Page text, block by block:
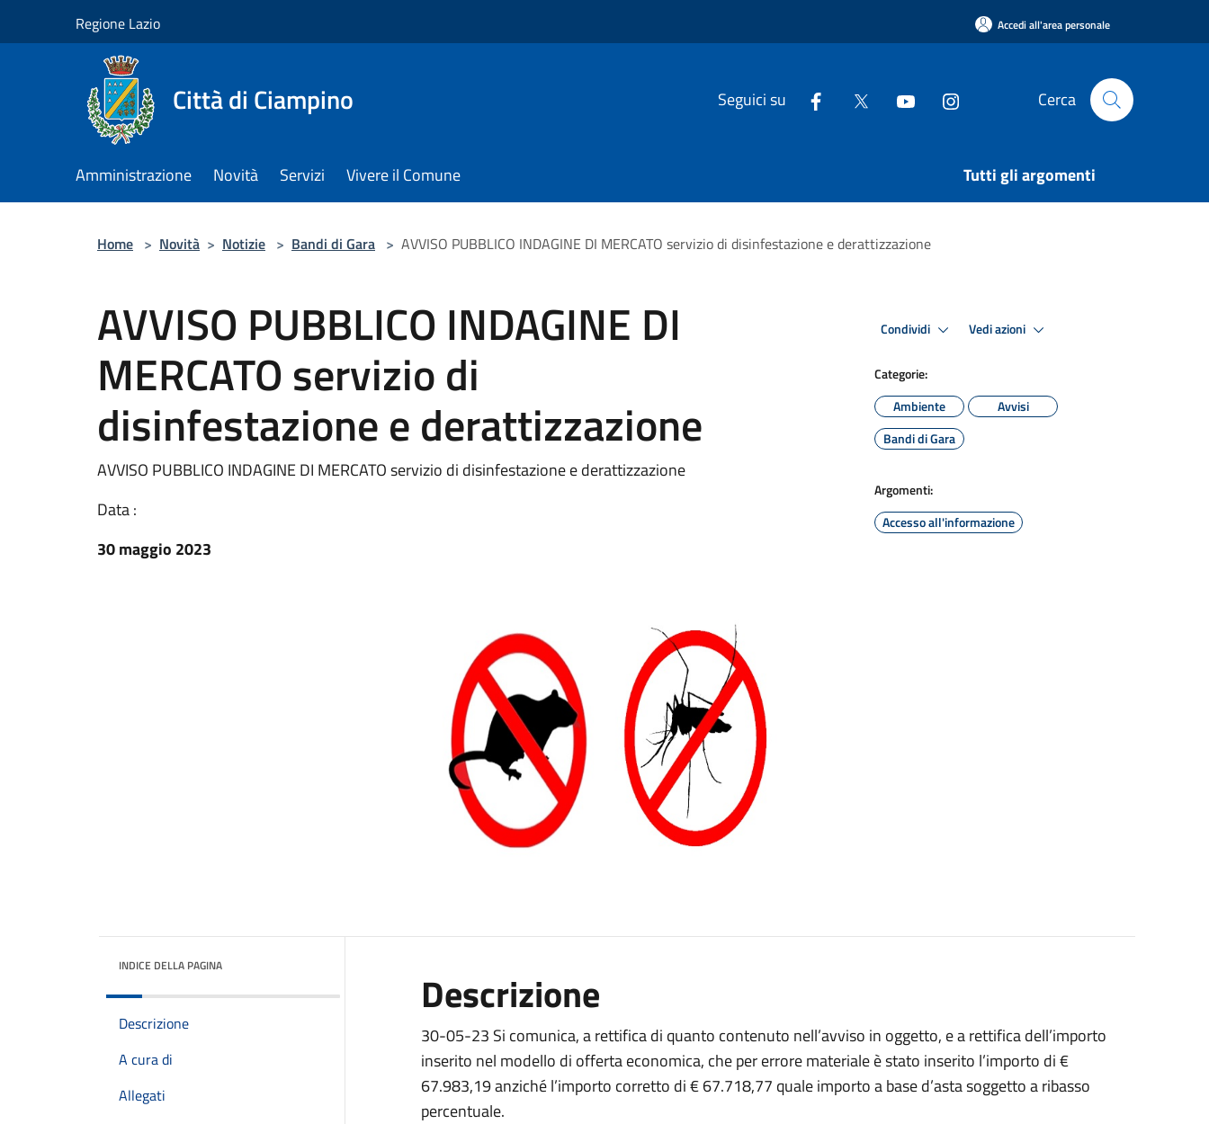
Regione Lazio Accedi all'area personale
Città di Ciampino Seguici su Cerca
Amministrazione Novità Servizi Vivere il Comune Tutti gli argomenti
Home > Novità > Notizie > Bandi di Gara > AVVISO PUBBLICO INDAGINE DI MERCATO servizio di disinfestazione e derattizzazione
AVVISO PUBBLICO INDAGINE DI
MERCATO servizio di
disinfestazione e derattizzazione
AVVISO PUBBLICO INDAGINE DI MERCATO servizio di disinfestazione e derattizzazione
Data :
30 maggio 2023
Condividi Vedi azioni
Categorie:
Ambiente
Avvisi
Bandi di Gara
Argomenti:
Accesso all'informazione
INDICE DELLA PAGINA
Descrizione
A cura di
Allegati
Descrizione
30-05-23 Si comunica, a rettifica di quanto contenuto nell’avviso in oggetto, e a rettifica dell’importo
inserito nel modello di offerta economica, che per errore materiale è stato inserito l’importo di €
67.983,19 anziché l’importo corretto di € 67.718,77 quale importo a base d’asta soggetto a ribasso
percentuale.